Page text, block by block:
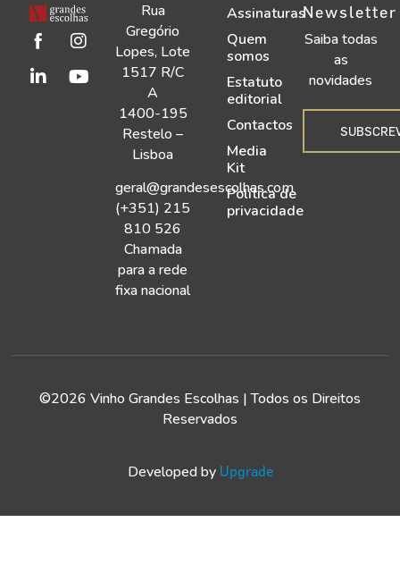
Rua
Gregório
Lopes, Lote
1517 R/C
A
1400-195
Restelo –
Lisboa
geral@grandesescolhas.com
(+351) 215
810 526
Chamada
para a rede
fixa nacional
Assinaturas
Quem
somos
Estatuto
editorial
Contactos
Media
Kit
Política de
privacidade
Newsletter
Saiba todas
as
novidades
©2026 Vinho Grandes Escolhas | Todos os Direitos
Reservados
Developed by Upgrade